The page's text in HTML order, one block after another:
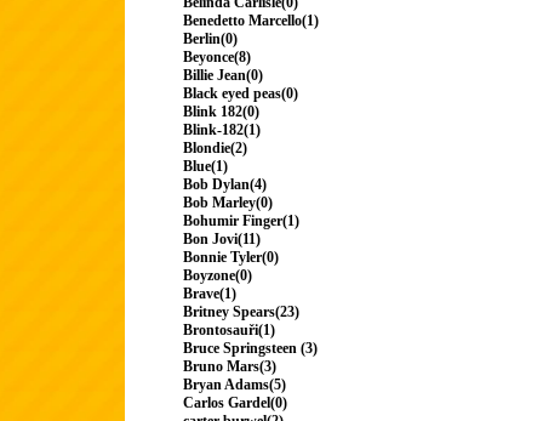
Benedetto Marcello(1)
Berlin(0)
Beyonce(8)
Billie Jean(0)
Black eyed peas(0)
Blink 182(0)
Blink-182(1)
Blondie(2)
Blue(1)
Bob Dylan(4)
Bob Marley(0)
Bohumir Finger(1)
Bon Jovi(11)
Bonnie Tyler(0)
Boyzone(0)
Brave(1)
Britney Spears(23)
Brontosauři(1)
Bruce Springsteen (3)
Bruno Mars(3)
Bryan Adams(5)
Carlos Gardel(0)